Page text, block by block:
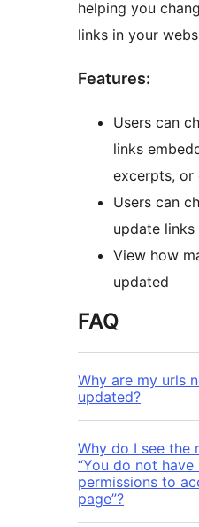
helping you
links in your
Features:
Users can
links
excerpts, or
Users can
update
View how
updated
FAQ
Why are my urls
updated?
Why do I see the
“You do not
permissions to
page”?